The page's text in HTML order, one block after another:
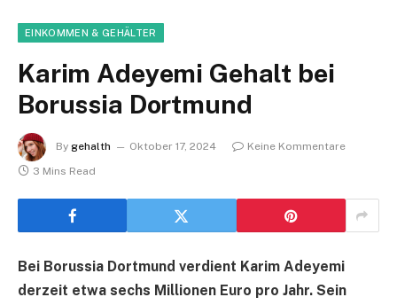
EINKOMMEN & GEHÄLTER
Karim Adeyemi Gehalt bei
Borussia Dortmund
By gehalth Oktober 17, 2024
Keine Kommentare
3 Mins Read
Bei Borussia Dortmund verdient Karim Adeyemi
derzeit etwa sechs Millionen Euro pro Jahr. Sein